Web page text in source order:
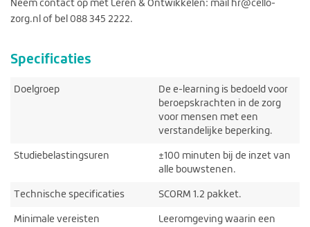
Neem contact op met Leren & Ontwikkelen: mail hr@cello-
zorg.nl of bel 088 345 2222.
Specificaties
Doelgroep
De e-learning is bedoeld voor
beroepskrachten in de zorg
voor mensen met een
verstandelijke beperking.
Studiebelastingsuren
±100 minuten bij de inzet van
alle bouwstenen.
Technische specificaties SCORM 1.2 pakket.
Minimale vereisten
Leeromgeving waarin een